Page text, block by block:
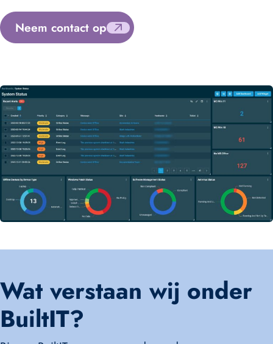
Neem contact op
Wat verstaan wij onder
BuiltIT?